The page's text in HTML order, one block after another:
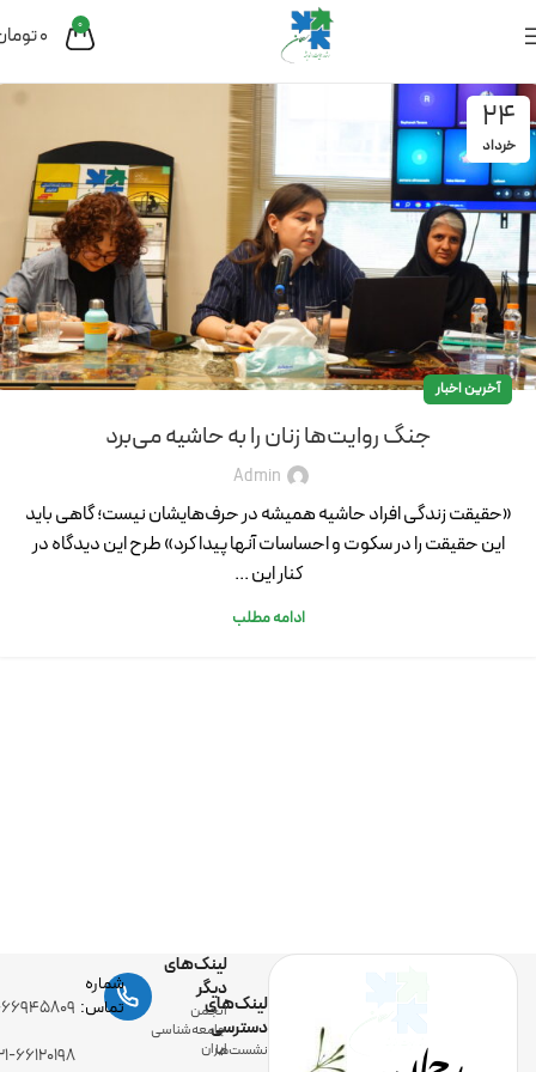
0
0
24
خرداد
آخرین اخبار
جنگ روایت‌‌ها زنان را به حاشیه می‌برد
Admin
«حقیقت زندگی افراد حاشیه‌ همیشه در حرف‌هایشان نیست؛ گاهی باید
این حقیقت را در سکوت و احساسات آنها پیدا کرد» طرح این دیدگاه در
کنار این ...
ادامه مطلب
لینک‌های
دسترسی
نشست‌ها
لینک‌های
دیگر
انجمن
جامعه‌شناسی
ایران
شماره
تماس: ۰۲۱-
۰۲۱-